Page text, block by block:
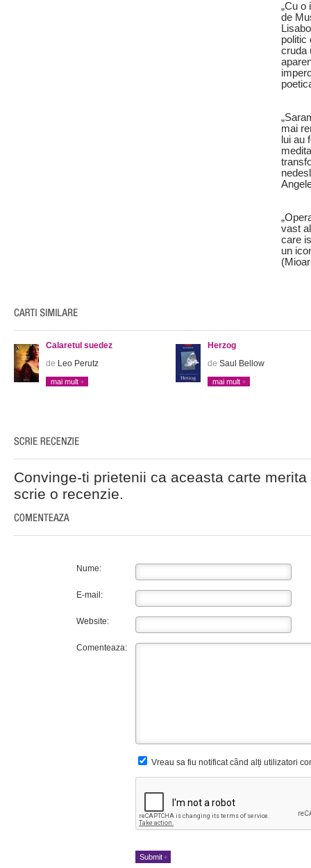
„Cu o
de
politic
cruda
mai
lui au
vast
care
un
Calaretul suedez
de Leo Perutz
mai mult
Herzog
de Saul Bellow
mai mult
Convinge-ti prietenii ca aceasta carte
scrie o recenzie.
Nume:
E-mail:
Website:
Comenteaza:
Vreau sa fiu notificat când alți utilizatori